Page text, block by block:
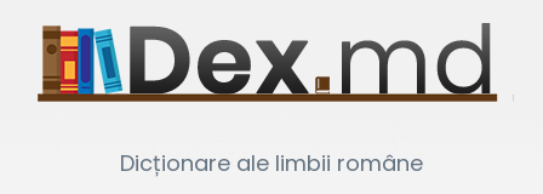
Dicționare ale limbii române